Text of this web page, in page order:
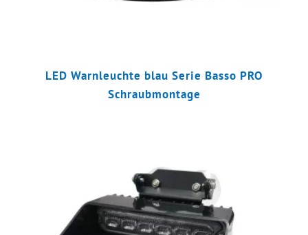
LED Warnleuchte blau Serie Basso PRO
Schraubmontage